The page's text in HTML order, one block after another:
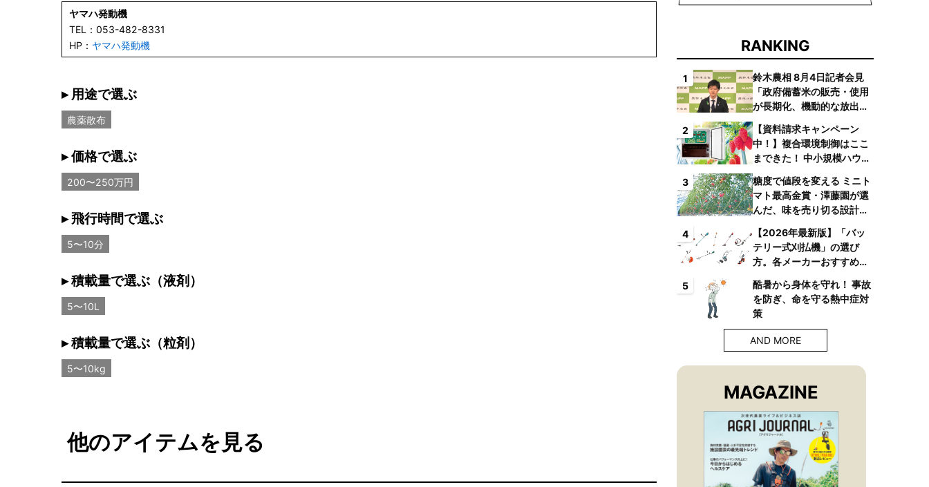
ヤマハ発動機
TEL：053-482-8331
HP： ヤマハ発動機
▸ 用途で選ぶ
農薬散布
▸ 価格で選ぶ
200〜250万円
▸ 飛行時間で選ぶ
5〜10分
▸ 積載量で選ぶ（液剤）
5〜10L
▸ 積載量で選ぶ（粒剤）
5〜10kg
他のアイテムを見る
RANKING
1
鈴木農相 8月4日記者会見
「政府備蓄米の販売・使用
が長期化、機動的な放出体
2
【資料請求キャンペーン
中！】複合環境制御はここ
まできた！ 中小規模ハウス
複合環境制御装置が誕生
3
糖度で値段を変える ミニト
マト最高金賞・澤藤園が選
んだ、味を売り切る設計と
4
【2026年最新版】「バッ
テリー式刈払機」の選び
方。各メーカーおすすめ機
5
酷暑から身体を守れ！ 事故
を防ぎ、命を守る熱中症対
策
AND MORE
MAGAZINE